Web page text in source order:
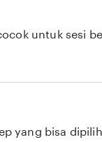
untuk sesi
yang bisa